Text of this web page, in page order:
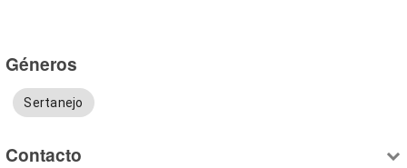
Géneros
Sertanejo
Contacto